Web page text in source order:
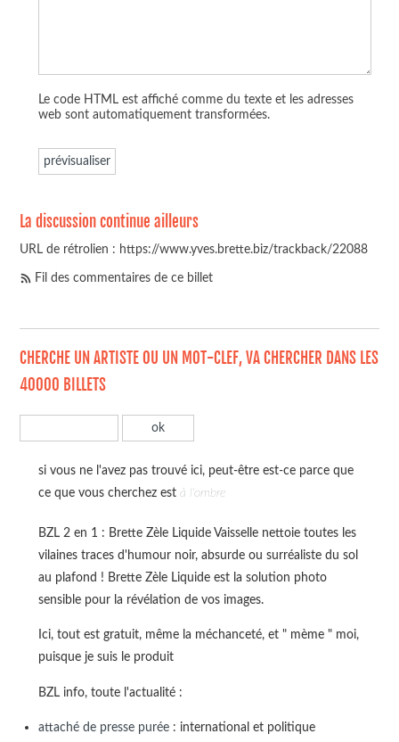
Le code HTML est affiché comme du texte et les adresses
web sont automatiquement transformées.
La discussion continue ailleurs
URL de rétrolien : https://www.yves.brette.biz/trackback/22088
Fil des commentaires de ce billet
CHERCHE UN ARTISTE OU UN MOT-CLEF, VA CHERCHER DANS LES
40000 BILLETS
si vous ne l'avez pas trouvé ici, peut-être est-ce parce que
ce que vous cherchez est à l'ombre
BZL 2 en 1 : Brette Zèle Liquide Vaisselle nettoie toutes les
vilaines traces d'humour noir, absurde ou surréaliste du sol
au plafond ! Brette Zèle Liquide est la solution photo
sensible pour la révélation de vos images.
Ici, tout est gratuit, même la méchanceté, et " mème " moi,
puisque je suis le produit
BZL info, toute l'actualité :
attaché de presse purée: international et politique